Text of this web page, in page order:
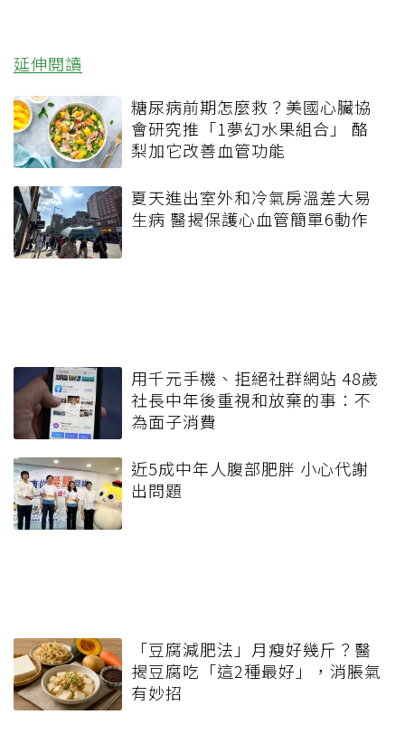
延伸閱讀
糖尿病前期怎麼救？美國心臟協
會研究推「1夢幻水果組合」 酪
梨加它改善血管功能
夏天進出室外和冷氣房溫差大易
生病 醫揭保護心血管簡單6動作
用千元手機、拒絕社群網站 48歲
社長中年後重視和放棄的事：不
為面子消費
近5成中年人腹部肥胖 小心代謝
出問題
「豆腐減肥法」月瘦好幾斤？醫
揭豆腐吃「這2種最好」，消脹氣
有妙招